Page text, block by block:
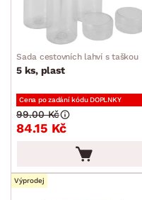
Sada cestovních lahví s taškou
5 ks, plast
Cena po zadání kódu DOPLNKY
84.15 Kč
99.00 Kč
Výprodej